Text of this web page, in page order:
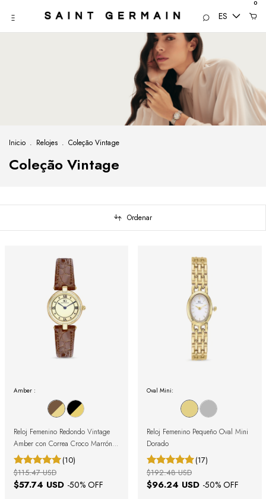
ES
0
Inicio . Relojes . Coleção Vintage
Coleção Vintage
Ordenar
Amber :
Reloj Femenino Redondo Vintage
Amber con Correa Croco Marrón y
Caja Dorada con Números
Romanos
(10)
$57.74 USD -50% OFF
$115.47 USD
Oval Mini:
Reloj Femenino Pequeño Oval Mini
Dorado
(17)
$96.24 USD -50% OFF
$192.48 USD